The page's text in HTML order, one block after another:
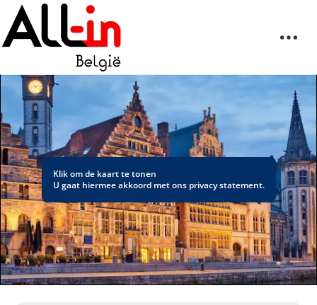
Klik om de kaart te tonen
U gaat hiermee akkoord met ons privacy statement.